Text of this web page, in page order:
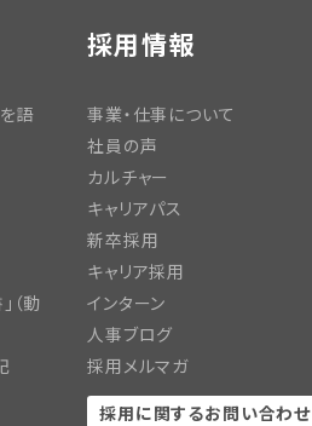
語
（動
採用情報
事業・仕事について
社員の声
カルチャー
キャリアパス
新卒採用
キャリア採用
インターン
人事ブログ
採用メルマガ
採用に関するお問い合わせ